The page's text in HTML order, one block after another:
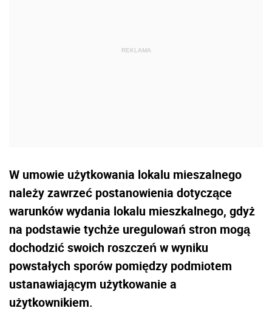
W umowie użytkowania lokalu mieszalnego
należy zawrzeć postanowienia dotyczące
warunków wydania lokalu mieszkalnego, gdyż
na podstawie tychże uregulowań stron mogą
dochodzić swoich roszczeń w wyniku
powstałych sporów pomiędzy podmiotem
ustanawiającym użytkowanie a
użytkownikiem.